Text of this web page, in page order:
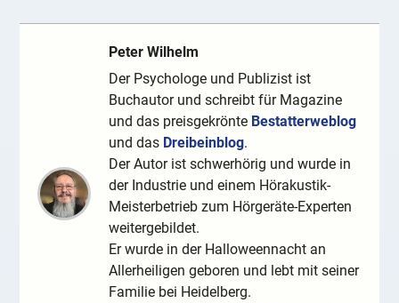
Peter Wilhelm
Der Psychologe und Publizist ist
Buchautor und schreibt für Magazine
und das preisgekrönte Bestatterweblog
und das Dreibeinblog.
Der Autor ist schwerhörig und wurde in
der Industrie und einem Hörakustik-
Meisterbetrieb zum Hörgeräte-Experten
weitergebildet.
Er wurde in der Halloweennacht an
Allerheiligen geboren und lebt mit seiner
Familie bei Heidelberg.